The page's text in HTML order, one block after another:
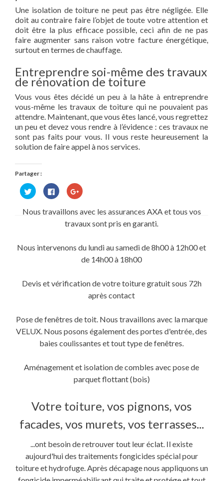
Une isolation de toiture ne peut pas être négligée. Elle
doit au contraire faire l’objet de toute votre attention et
doit être la plus efficace possible, ceci afin de ne pas
faire augmenter sans raison votre facture énergétique,
surtout en termes de chauffage.
Entreprendre soi-même des travaux
de rénovation de toiture
Vous vous êtes décidé un peu à la hâte à entreprendre
vous-même les travaux de toiture qui ne pouvaient pas
attendre. Maintenant, que vous êtes lancé, vous regrettez
un peu et devez vous rendre à l’évidence : ces travaux ne
sont pas faits pour vous. Il vous reste heureusement la
solution de faire appel à nos services.
Partager :
Cliquez
pour
partager
Twitter(ouvre
Cliquez
pour
partager
sur
Facebook(ouvre
dans
une
Cliquez
pour
Google+
dans
fenêtre)
Nous travaillons avec les assurances AXA et tous vos
travaux sont pris en garanti.
Nous intervenons du lundi au samedi de 8h00 à 12h00 et
de 14h00 à 18h00
Devis et vérification de votre toiture gratuit sous 72h
après contact
Pose de fenêtres de toit. Nous travaillons avec la marque
VELUX. Nous posons également des portes d'entrée, des
baies coulissantes et tout type de fenêtres.
Aménagement et isolation de combles avec pose de
parquet flottant (bois)
Votre toiture, vos pignons, vos
facades, vos murets, vos terrasses...
...ont besoin de retrouver tout leur éclat. Il existe
aujourd'hui des traitements fongicides spécial pour
toiture et hydrofuge. Après décapage nous appliquons un